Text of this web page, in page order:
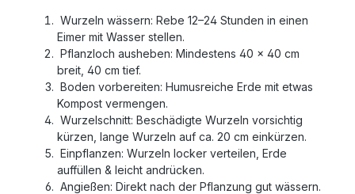
Wurzeln wässern: Rebe 12–24 Stunden in einen
Eimer mit Wasser stellen.
Pflanzloch ausheben: Mindestens 40 x 40 cm
breit, 40 cm tief.
Boden vorbereiten: Humusreiche Erde mit etwas
Kompost vermengen.
Wurzelschnitt: Beschädigte Wurzeln vorsichtig
kürzen, lange Wurzeln auf ca. 20 cm einkürzen.
Einpflanzen: Wurzeln locker verteilen, Erde
auffüllen & leicht andrücken.
Angießen: Direkt nach der Pflanzung gut wässern.